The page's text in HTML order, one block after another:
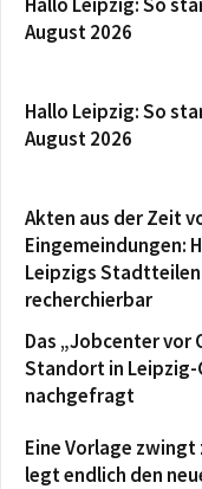
August 2026
Hallo Leipzig: So
August 2026
Akten aus der Zeit
Eingemeindungen:
Leipzigs
recherchierbar
Das „Jobcenter vor
Standort in Leipzig-
nachgefragt
Eine Vorlage
legt endlich den